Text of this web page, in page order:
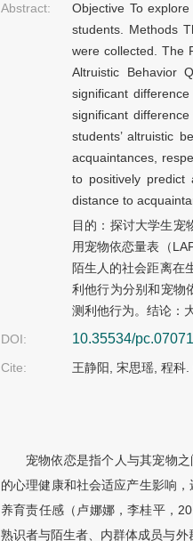
Abstract:
Objective To
students. Methods
were collected. The
Altruistic Behavior
significant
significant
students’ altruistic
acquaintances,
to positively predict
distance to
目的：探讨大学生宠
用宠物依恋量表（
陌生人的社会距离在
利他行为分别和宠物
测利他行为。结论：
DOI:
10.35534/
Cite: 王静阳, 宋思瑶, 程科
宠物依恋是指个人与其宠物
的心理健康和社会适应产生影响
养育责任感（卢娜娜，李桂平，
熟识者与陌生者、内群体成员与